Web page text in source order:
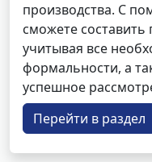
производства. С
сможете составить
учитывая все
формальности, а
успешное
Перейти в раздел